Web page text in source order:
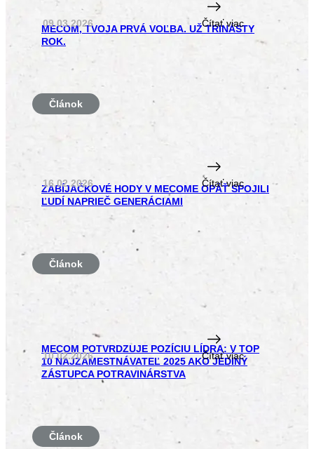
MECOM, TVOJA PRVÁ VOĽBA. UŽ TRINÁSTY
ROK.
09.03.2026 Čítať viac
Článok
ZABÍJAČKOVÉ HODY V MECOME OPÄŤ SPOJILI
ĽUDÍ NAPRIEČ GENERÁCIAMI
16.02.2026 Čítať viac
Článok
MECOM POTVRDZUJE POZÍCIU LÍDRA: V TOP
10 NAJZAMESTNÁVATEĽ 2025 AKO JEDINÝ
ZÁSTUPCA POTRAVINÁRSTVA
10.02.2026 Čítať viac
Článok